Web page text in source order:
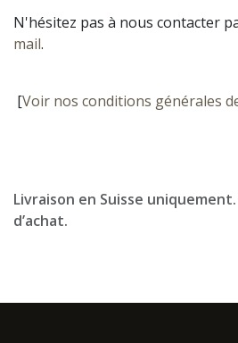
N'hésitez pas à nous contacter
mail.
[Voir nos conditions générales
Livraison en Suisse
d’achat.